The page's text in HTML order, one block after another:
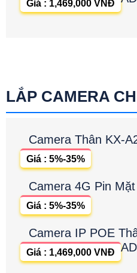
Giá : 1,469,000 VNĐ
LẮP CAMERA
Camera Thân KX-
Giá : 5%-35%
Camera 4G Pin
Giá : 5%-35%
Camera IP POE
Giá : 1,469,000 VNĐ